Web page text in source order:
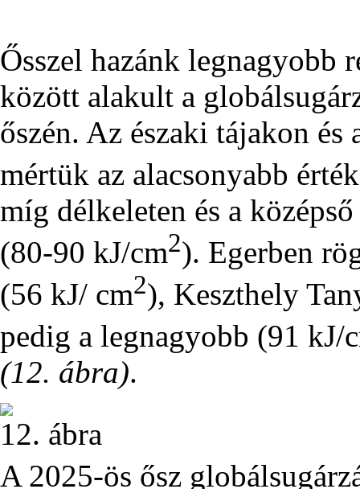
Ősszel hazánk legnagyobb
között alakult a
őszén. Az északi tájakon
mértük az alacsonyabb
míg délkeleten és a
(80-90 kJ/cm2). Egerben
(56 kJ/ cm2), Keszthely
pedig a legnagyobb (91 kJ/
(12. ábra).
12. ábra
A 2025-ös ősz